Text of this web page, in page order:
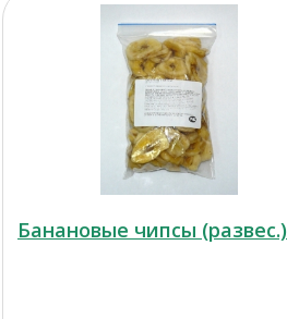
Банановые чипсы (развес.)